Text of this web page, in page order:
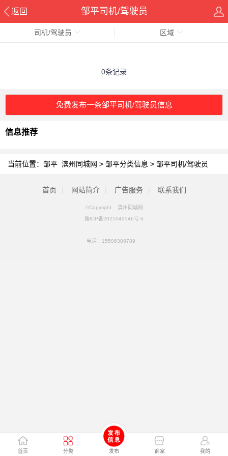
返回 邹平司机/驾驶员
首页 分类 发布 商家 我的
司机/驾驶员 区域
0条记录
免费发布一条邹平司机/驾驶员信息
信息推荐
当前位置： 邹平 滨州同城网 > 邹平分类信息 > 邹平司机/驾驶员
首页 网站简介 广告服务 联系我们
©Copyright 滨州同城网
鲁ICP备2021042546号-6
电话： 15506308789